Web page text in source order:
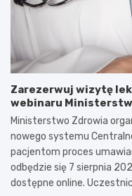
Zarezerwuj wizytę
webinaru
Ministerstwo Zdrowia
nowego systemu
pacjentom proces
odbędzie się 7 sierpnia
dostępne online.